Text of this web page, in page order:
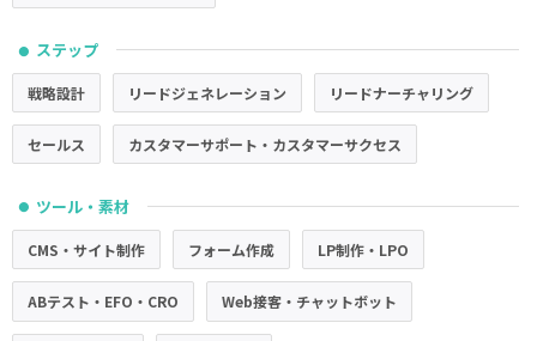
● ステップ
戦略設計 リードジェネレーション リードナーチャリング
セールス カスタマーサポート・カスタマーサクセス
● ツール・素材
CMS・サイト制作 フォーム作成 LP制作・LPO
ABテスト・EFO・CRO Web接客・チャットボット